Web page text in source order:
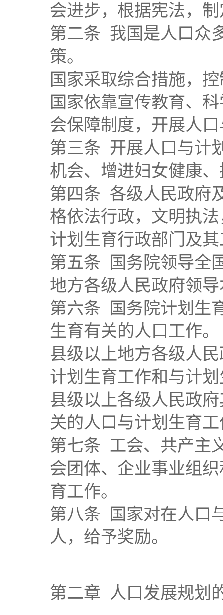
会进步，根据宪法，
第二条 我国是人口众
策。
国家采取综合措施，
国家依靠宣传教育、
会保障制度，开展人
第三条 开展人口与计
机会、增进妇女健康
第四条 各级人民政府
格依法行政，文明执
计划生育行政部门及
第五条 国务院领导全
地方各级人民政府领
第六条 国务院计划生
生育有关的人口工作。
县级以上地方各级人
计划生育工作和与计
县级以上各级人民政
关的人口与计划生育
第七条 工会、共产主
会团体、企业事业组
育工作。
第八条 国家对在人口
人，给予奖励。
第二章 人口发展规划